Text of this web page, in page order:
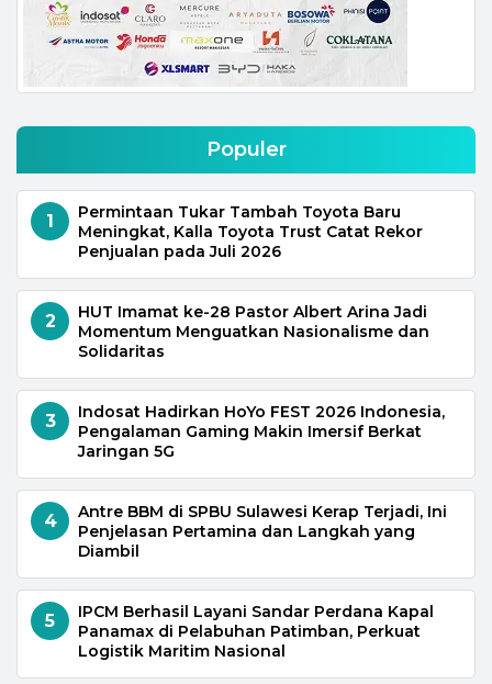
Populer
1
Permintaan Tukar Tambah Toyota Baru
Meningkat, Kalla Toyota Trust Catat Rekor
Penjualan pada Juli 2026
2
HUT Imamat ke-28 Pastor Albert Arina Jadi
Momentum Menguatkan Nasionalisme dan
Solidaritas
3
Indosat Hadirkan HoYo FEST 2026 Indonesia,
Pengalaman Gaming Makin Imersif Berkat
Jaringan 5G
4
Antre BBM di SPBU Sulawesi Kerap Terjadi, Ini
Penjelasan Pertamina dan Langkah yang
Diambil
5
IPCM Berhasil Layani Sandar Perdana Kapal
Panamax di Pelabuhan Patimban, Perkuat
Logistik Maritim Nasional